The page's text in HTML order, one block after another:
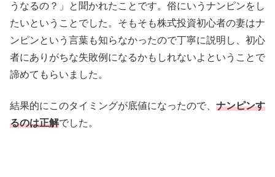
うなるの？」と聞かれたことです。俗にいうナンピンをし
たいということでした。そもそも株式投資初心者の妻はナ
ンピンという言葉も知らなかったので丁寧に説明し、初心
者にありがちな失敗例になるかもしれないよということで
諦めてもらいました。
結果的にこのタイミングが底値になったので、 ナンピンす
るのは正解でした。